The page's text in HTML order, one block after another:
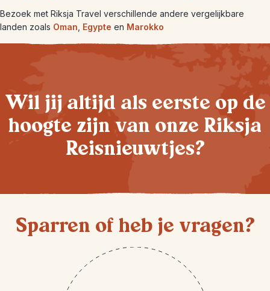
Bezoek met Riksja Travel verschillende andere vergelijkbare
landen zoals Oman Egypte en Marokko
Wil jij altijd als eerste op de
hoogte zijn van onze Riksja
Reisnieuwtjes?
Sparren of heb je vragen?